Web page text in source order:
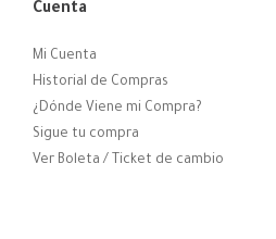
Cuenta
Mi Cuenta
Historial de Compras
¿Dónde Viene mi Compra?
Sigue tu compra
Ver Boleta / Ticket de cambio